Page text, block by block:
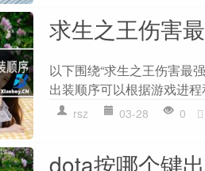
求生之王伤害
以下围绕“求生之王伤害最
出装顺序可以根据游戏进
rsz 03-28 0
dota按哪个键